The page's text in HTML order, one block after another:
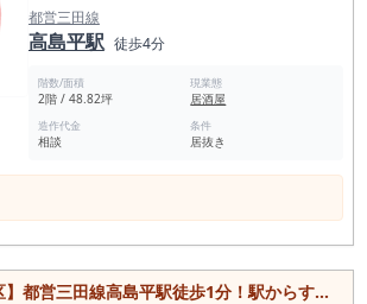
都営三田線
高島平駅 徒歩4分
階数/面積
2階 / 48.82坪
現業態
居酒屋
造作代金
相談
条件
居抜き
営三田線高島平駅徒歩1分！駅からすぐの好アクセス居抜き物件